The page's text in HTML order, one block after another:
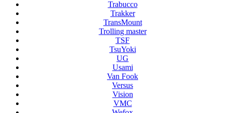
Trabucco
Trakker
TransMount
Trolling master
TSF
TsuYoki
UG
Usami
Van Fook
Versus
Vision
VMC